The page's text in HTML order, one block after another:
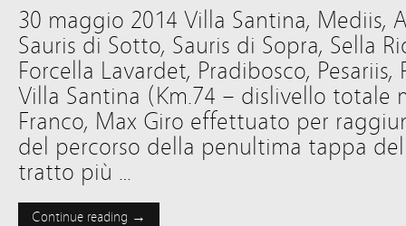
30 maggio 2014 Villa Santina, Mediis,
Sauris di Sotto, Sauris di Sopra, Sella
Forcella Lavardet, Pradibosco,
Villa Santina (Km.74 – dislivello totale
Franco, Max Giro effettuato per
del percorso della penultima tappa del
tratto più …
Continue reading →